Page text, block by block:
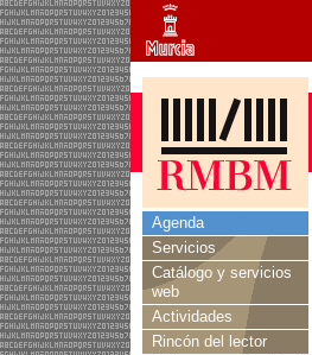
Agenda
Servicios
Catálogo y servicios
web
Actividades
Rincón del lector